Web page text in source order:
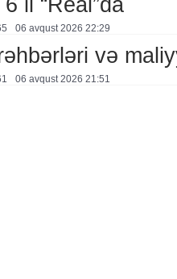
06 avqust 2026 22:29
və
06 avqust 2026 21:51